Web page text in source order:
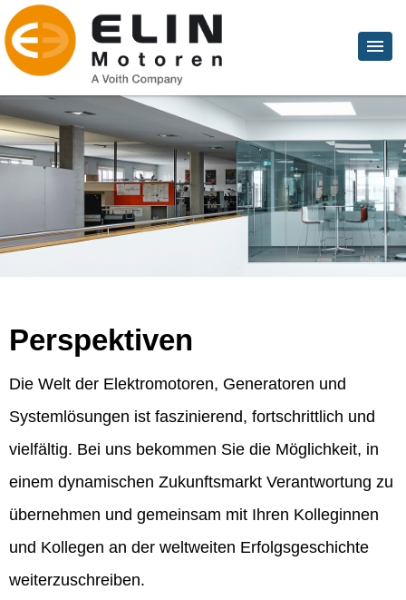
Perspektiven
Die Welt der Elektromotoren, Generatoren und
Systemlösungen ist faszinierend, fortschrittlich und
vielfältig. Bei uns bekommen Sie die Möglichkeit, in
einem dynamischen Zukunftsmarkt Verantwortung zu
übernehmen und gemeinsam mit Ihren Kolleginnen
und Kollegen an der weltweiten Erfolgsgeschichte
weiterzuschreiben.